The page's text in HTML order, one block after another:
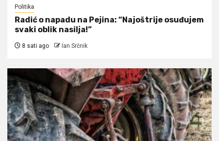
Politika
Radić o napadu na Pejina: “Najoštrije osuđujem
svaki oblik nasilja!”
8 sati ago Ian Srčnik